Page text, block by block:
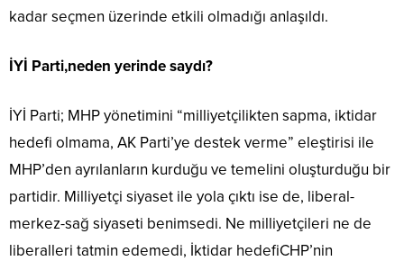
kadar seçmen üzerinde etkili olmadığı anlaşıldı.
İYİ Parti,neden yerinde saydı?
İYİ Parti; MHP yönetimini “milliyetçilikten sapma, iktidar
hedefi olmama, AK Parti’ye destek verme” eleştirisi ile
MHP’den ayrılanların kurduğu ve temelini oluşturduğu bir
partidir. Milliyetçi siyaset ile yola çıktı ise de, liberal-
merkez-sağ siyaseti benimsedi. Ne milliyetçileri ne de
liberalleri tatmin edemedi, İktidar hedefiCHP’nin